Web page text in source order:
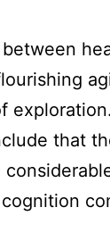
that